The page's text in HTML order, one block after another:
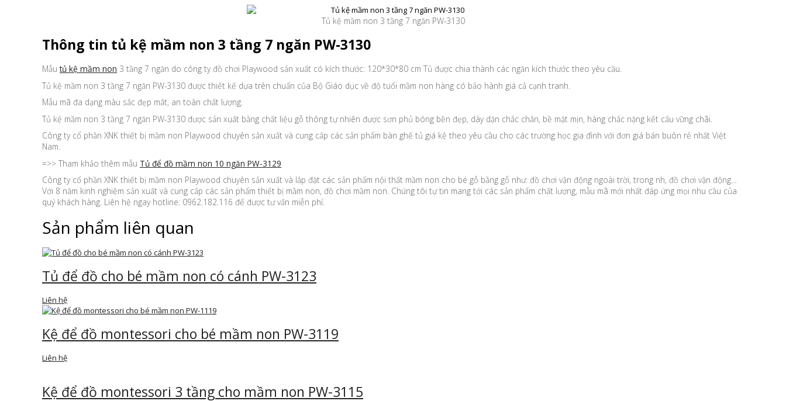
Tủ kệ mầm non 3 tầng 7 ngăn PW-3130
Thông tin tủ kệ mầm non 3 tầng 7 ngăn PW-3130
Mẫutủ kệ mầm non 3 tầng 7 ngăn do công ty đồ chơi Playwood sản xuất có kích thước: 120*30*80 cm Tủ được chia thành các ngăn kích thước theo yêu cầu.
Tủ kệ mầm non 3 tầng 7 ngăn PW-3130 được thiết kế dựa trên chuẩn của Bộ Giáo dục về độ tuổi mầm non hàng có bảo hành giá cả cạnh tranh.
Mẫu mã đa dạng màu sắc đẹp mắt, an toàn chất lượng.
Tủ kệ mầm non 3 tầng 7 ngăn PW-3130 được sản xuất bằng chất liệu gỗ thông tự nhiên được sơn phủ bóng bền đẹp, dày dặn chắc chắn, bề mặt mịn, hàng chắc nặng kết cấu vững chãi.
Công ty cổ phần XNK thiết bị mầm non Playwood chuyên sản xuất và cung cấp các sản phẩm bàn ghế tủ giá kệ theo yêu cầu cho các trường học gia đình với đơn giá bán buôn rẻ nhất Việt
Nam.
=>> Tham khảo thêm mẫu Tủ để đồ mầm non 10 ngăn PW-3129
Công ty cổ phần XNK thiết bị mầm non Playwood chuyên sản xuất và lắp đặt các sản phẩm nội thất mầm non cho bé gỗ bằng gỗ như: đồ chơi vận động ngoài trời, trong nh, đồ chơi vận động…
Với 8 năm kinh nghiệm sản xuất và cung cấp các sản phẩm thiết bị mầm non, đồ chơi mầm non. Chúng tôi tự tin mang tới các sản phẩm chất lượng, mẫu mã mới nhất đáp ứng mọi nhu cầu của
quý khách hàng. Liên hệ ngay hotline: 0962.182.116 để được tư vấn miễn phí.
Sản phẩm liên quan
Tủ để đồ cho bé mầm non có cánh PW-3123
Liên hệ
Kệ để đồ montessori cho bé mầm non PW-3119
Liên hệ
Kệ để đồ montessori 3 tầng cho mầm non PW-3115